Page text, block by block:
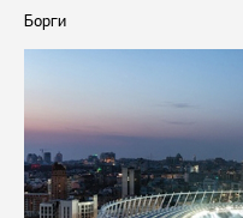
Борги